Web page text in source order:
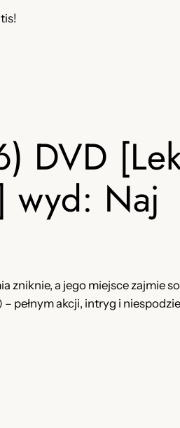
DVD
wyd: Naj
zniknie, a jego miejsce zajmie
pełnym akcji, intryg i